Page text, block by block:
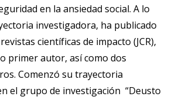
en la ansiedad social. A lo
investigadora, ha publicado
científicas de impacto (JCR),
primer autor, así como dos
Comenzó su trayectoria
el grupo de investigación “Deusto